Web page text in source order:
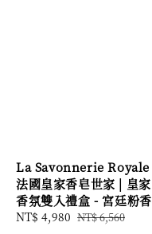
La Savonnerie Royale
法國皇家香皂世家 | 皇家
香氛雙入禮盒 - 宮廷粉香
Sale
NT$ 4,980 Regular
NT$ 6,560